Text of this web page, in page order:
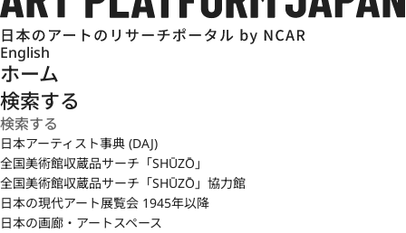
English
ホーム
検索する
日本アーティスト事典 (DAJ)
全国美術館収蔵品サーチ「SHŪZŌ」
全国美術館収蔵品サーチ「SHŪZŌ」協力館
日本の現代アート展覧会 1945年以降
日本の画廊・アートスペース